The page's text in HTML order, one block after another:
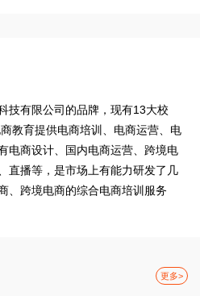
技有限公司的品牌，现有13大校
教育提供电商培训、电商运营、电
电商设计、国内电商运营、跨境电
直播等，是市场上有能力研发了几
、跨境电商的综合电商培训服务
更多>